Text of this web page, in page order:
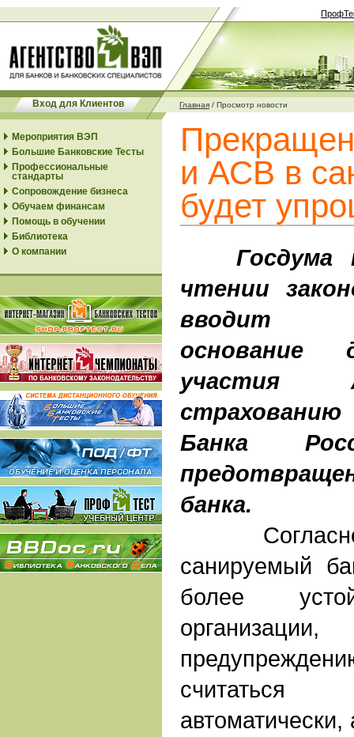
Вход для Клиентов Главная / Просмотр новости
Мероприятия ВЭП
Большие Банковские Тесты
Профессиональные
стандарты
Сопровождение бизнеса
Обучаем финансам
Помощь в обучении
Библиотека
О компании
и АСВ в
будет
Госдума
чтении
вводит
основание
участия
Банка
банка.
Согласно
санируемый
более